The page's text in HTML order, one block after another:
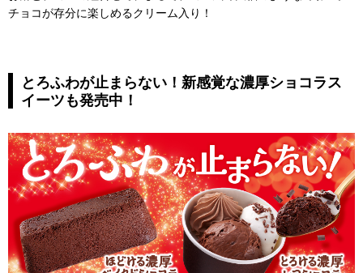
チョコが存分に楽しめるクリーム入り！
とろふわが止まらない！新感覚な濃厚ショコラス
イーツも発売中！